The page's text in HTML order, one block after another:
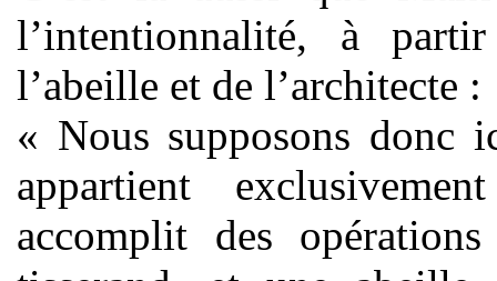
l’intentionnalité, à
l’abeille et de l’architecte :
« Nous supposons donc
appartient
accomplit des